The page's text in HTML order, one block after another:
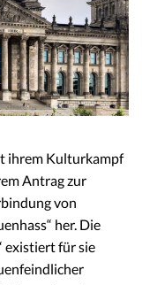
ihrem Kulturkampf
Antrag zur
von
her. Die
existiert für sie